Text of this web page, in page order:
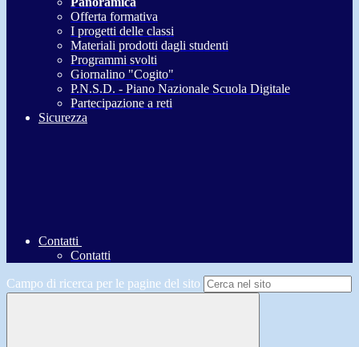
Offerta formativa
I progetti delle classi
Materiali prodotti dagli studenti
Programmi svolti
Giornalino "Cogito"
P.N.S.D. - Piano Nazionale Scuola Digitale
Partecipazione a reti
Sicurezza
Contatti
Contatti
Campo di ricerca per le pagine del sito